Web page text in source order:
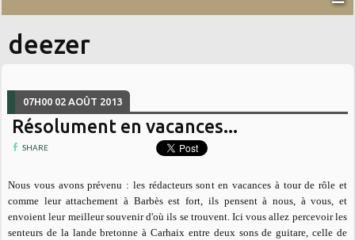
deezer
07H00 02 AOÛT 2013
Résolument en vacances...
SHARE
Nous vous avons prévenu : les rédacteurs sont en vacances à tour de rôle et
comme leur attachement à Barbès est fort, ils pensent à nous, à vous, et
envoient leur meilleur souvenir d'où ils se trouvent. Ici vous allez percevoir les
senteurs de la lande bretonne à Carhaix entre deux sons de guitare, celle de